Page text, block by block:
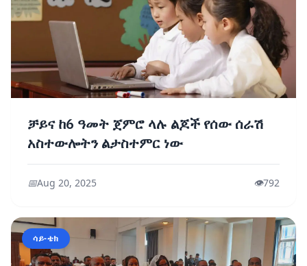
ቻይና ከ6 ዓመት ጀምሮ ላሉ ልጆች የሰው ሰራሽ
አስተውሎትን ልታስተምር ነው
📅Aug 20, 2025 👁️792
ሳይ-ቴክ